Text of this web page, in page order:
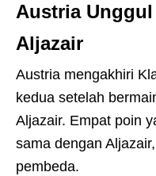
Austria
Aljazair
Austria mengakhiri
kedua setelah
Aljazair. Empat poin
sama dengan
pembeda.